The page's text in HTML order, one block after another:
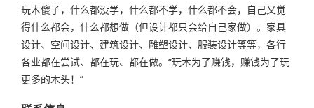
玩木傻子，什么都没学，什么都不学，什么都不会，自己又觉
得什么都会，什么都想做（但设计都只会给自己家做）。家具
设计、空间设计、建筑设计、雕塑设计、服装设计等等，各行
各业都在尝试、都在玩、都在做。“玩木为了赚钱，赚钱为了玩
更多的木头！”